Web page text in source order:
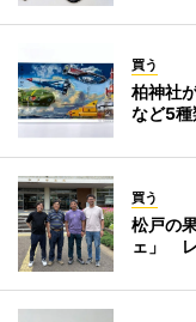
買う
柏神社
など5種
買う
松戸の
ェ」 レ